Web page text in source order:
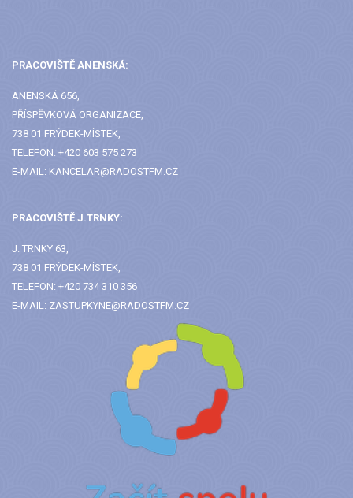
PRACOVIŠTĚ ANENSKÁ:
ANENSKÁ 656,
PŘÍSPĚVKOVÁ ORGANIZACE,
738 01 FRÝDEK-MÍSTEK,
TELEFON: +420 603 575 273
E-MAIL: KANCELAR@RADOSTFM.CZ
PRACOVIŠTĚ J.TRNKY:
J. TRNKY 63,
738 01 FRÝDEK-MÍSTEK,
TELEFON: +420 734 310 356
E-MAIL: ZASTUPKYNE@RADOSTFM.CZ